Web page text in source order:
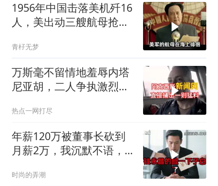
1956年中国击落美机歼16
人，美出动三艘航母抢尸
青杍无梦
万斯毫不留情地羞辱内塔
尼亚胡，二人争执激烈，
热点一网打尽
年薪120万被董事长砍到
月薪2万，我沉默不语，
我
时尚的弄潮